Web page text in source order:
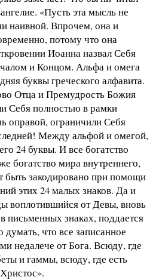
«Пусть эта мысль не
наивной. Впрочем, она и
потому что она
Иоанна назвал Себя
и Концом. Альфа и омега
буквы греческого алфавита.
Отца и Премудрость Божия
Себя полностью в рамки
оправой, ограничили Себя
Между альфой и омегой,
24 буквы. И все богатство
богатство мира внутреннего,
быть закодировано при помощи
этих 24 малых знаков. Да и
воплотившийся от Девы, вновь
письменных знаках, поддается
что все записанное
недалече от Бога. Всюду, где
и гаммы, всюду, где есть